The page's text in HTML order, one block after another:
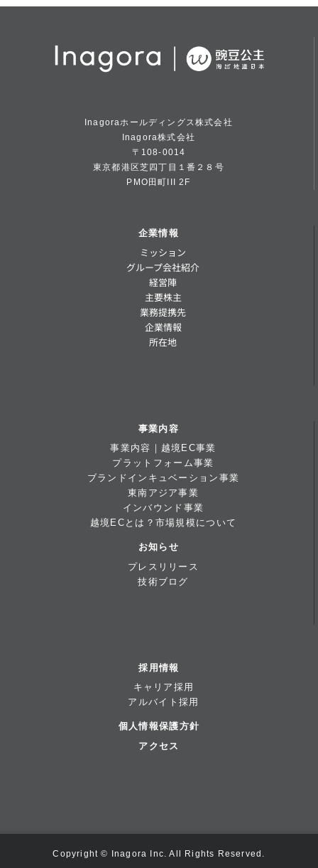
Inagoraホールディングス株式会社
Inagora株式会社
〒108-0014
東京都港区芝四丁目１番２８号
PMO田町III 2F
企業情報
ミッション
グループ会社紹介
経営陣
主要株主
業務提携先
企業情報
所在地
事業内容
事業内容｜越境EC事業
プラットフォーム事業
ブランドインキュベーション事業
東南アジア事業
インバウンド事業
越境ECとは？市場規模について
お知らせ
プレスリリース
技術ブログ
採用情報
キャリア採用
アルバイト採用
個人情報保護方針
アクセス
Copyright © Inagora Inc. All Rights Reserved.